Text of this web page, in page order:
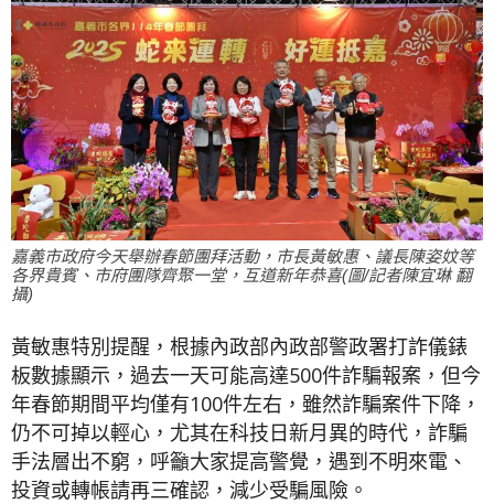
嘉義市政府今天舉辦春節團拜活動，市長黃敏惠、議長陳姿妏等
各界貴賓、市府團隊齊聚一堂，互道新年恭喜(圖/記者陳宜琳 翻
攝)
黃敏惠特別提醒，根據內政部內政部警政署打詐儀錶
板數據顯示，過去一天可能高達500件詐騙報案，但今
年春節期間平均僅有100件左右，雖然詐騙案件下降，
仍不可掉以輕心，尤其在科技日新月異的時代，詐騙
手法層出不窮，呼籲大家提高警覺，遇到不明來電、
投資或轉帳請再三確認，減少受騙風險。